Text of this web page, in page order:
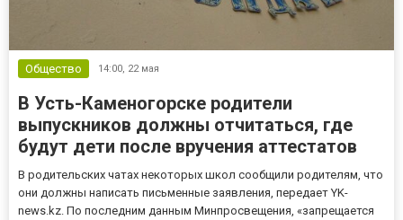
Общество 14:00, 22 мая
В Усть-Каменогорске родители
выпускников должны отчитаться, где
будут дети после вручения аттестатов
В родительских чатах некоторых школ сообщили родителям, что
они должны написать письменные заявления, передает YK-
news.kz. По последним данным Минпросвещения, «запрещается